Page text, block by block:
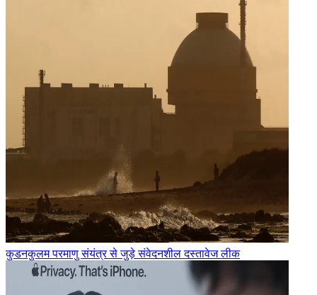
कुडनकुलम परमाणु संयंत्र से जुड़े संवेदनशील दस्तावेज लीक